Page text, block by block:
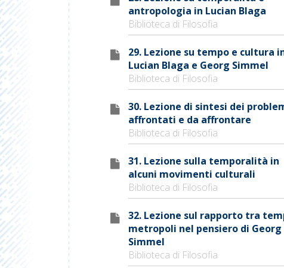
antropologia in Lucian Blaga
Biblioteca di Filosofia
29. Lezione su tempo e cultura
Lucian Blaga e Georg Simmel
Biblioteca di Filosofia
30. Lezione di sintesi dei
affrontati e da affrontare
Biblioteca di Filosofia
31. Lezione sulla temporalità in
alcuni movimenti culturali
Biblioteca di Filosofia
32. Lezione sul rapporto tra
metropoli nel pensiero di Georg
Simmel
Biblioteca di Filosofia